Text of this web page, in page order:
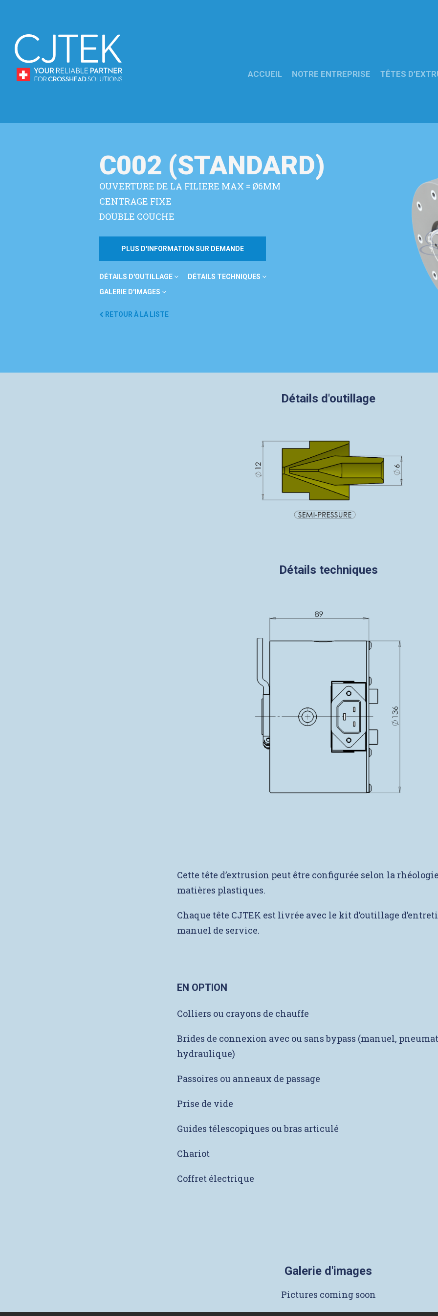
ACCUEIL NOTRE ENTREPRISE TÊTES
C002 (STANDARD)
OUVERTURE DE LA FILIERE MAX = Ø6MM
CENTRAGE FIXE
DOUBLE COUCHE
PLUS D'INFORMATION SUR DEMANDE
DÉTAILS D'OUTILLAGE
DÉTAILS TECHNIQUES
GALERIE D'IMAGES
RETOUR À LA LISTE
Détails d'outillage
Détails techniques
Cette tête d’extrusion peut être configurée selon la
matières plastiques.
Chaque tête CJTEK est livrée avec le kit d’outillage
manuel de service.
EN OPTION
Colliers ou crayons de chauffe
Brides de connexion avec ou sans bypass (manuel,
hydraulique)
Passoires ou anneaux de passage
Prise de vide
Guides télescopiques ou bras articulé
Chariot
Coffret électrique
Galerie d'images
Pictures coming soon